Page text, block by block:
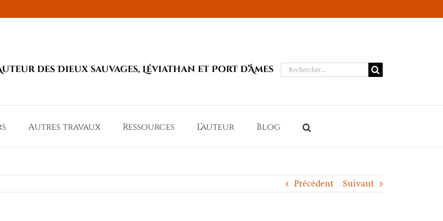
des Dieux sauvages, Léviathan et Port d’Âmes Rechercher:
Autres travaux Ressources L’auteur Blog
Précédent Suivant